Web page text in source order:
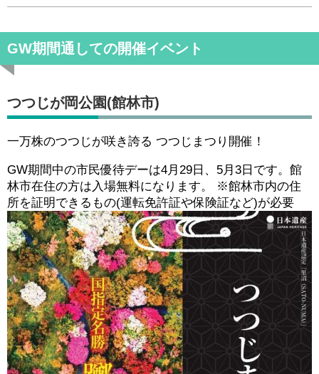
GW期間通しての開催イベント
つつじが岡公園(館林市)
一万株のつつじが咲き誇る つつじまつり開催！
GW期間中の市民優待デーは4月29日、5月3日です。館
林市在住の方は入場無料になります。 ※館林市内の住
所を証明できるもの(運転免許証や保険証など)が必要